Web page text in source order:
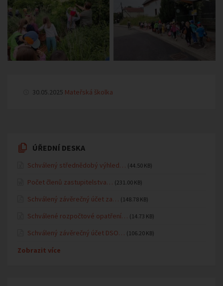
30.05.2025 Mateřská školka
ÚŘEDNÍ DESKA
Schválený střednědobý výhled… (44.50 KB)
Počet členů zastupitelstva… (231.00 KB)
Schválený závěrečný účet za… (148.78 KB)
Schválené rozpočtové opatření… (14.73 KB)
Schválený závěrečný účet DSO… (106.20 KB)
Zobrazit více